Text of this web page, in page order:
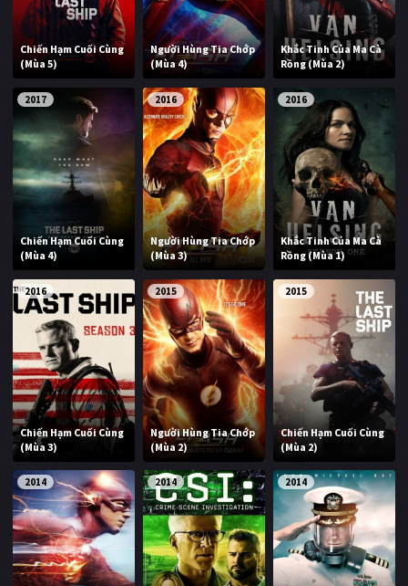
Chiến Hạm Cuối Cùng
(Mùa 5)
Người Hùng Tia Chớp
(Mùa 4)
Khắc Tinh Của Ma Cà
Rồng (Mùa 2)
2017
Chiến Hạm Cuối Cùng
(Mùa 4)
2016
Người Hùng Tia Chớp
(Mùa 3)
2016
Khắc Tinh Của Ma Cà
Rồng (Mùa 1)
2016
Chiến Hạm Cuối Cùng
(Mùa 3)
2015
Người Hùng Tia Chớp
(Mùa 2)
2015
Chiến Hạm Cuối Cùng
(Mùa 2)
2014 2014 2014